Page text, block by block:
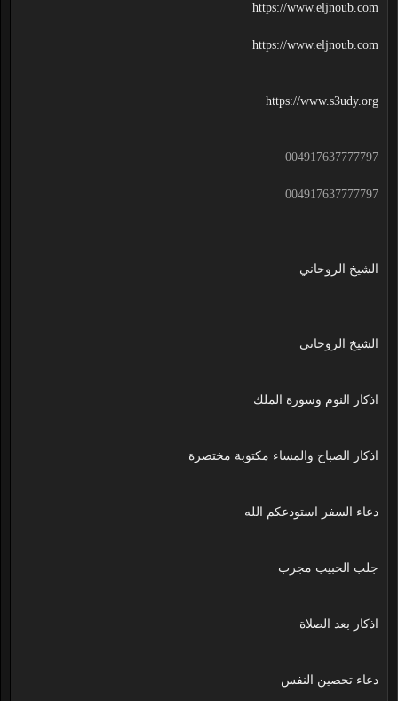
https://www.eljnoub.com
https://www.eljnoub.com
https://www.s3udy.org
004917637777797
004917637777797
الشيخ الروحاني
الشيخ الروحاني
اذكار النوم وسورة الملك
اذكار الصباح والمساء مكتوبة مختصرة
دعاء السفر استودعكم الله
جلب الحبيب مجرب
اذكار بعد الصلاة
دعاء تحصين النفس